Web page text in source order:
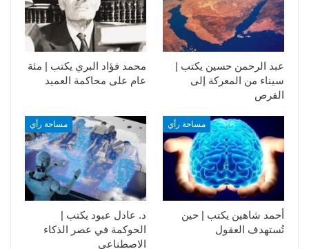
محمد فؤاد البري يكتب | مئة
عام على محاكمة العميد
عبد الرحمن حسين يكتب |
سيناء من المعركة إلى
الفرص
مساحة رأي
د. عادل عبود يكتب |
الحوكمة في عصر الذكاء
الاصطناعي
مساحة رأي
أحمد شاهين يكتب | حين
تُستهدف العقول